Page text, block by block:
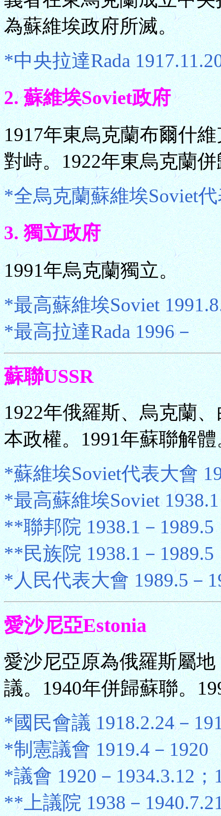
為蘇維埃政府所滅。
*中央拉達Rada
2. 蘇維埃Soviet政府
1917年東烏克蘭布爾什
對峙。1922年東烏克蘭
*全烏克蘭蘇維埃Soviet代
3. 獨立政府
1991年烏克蘭獨立。
*最高蘇維埃Soviet
*最高拉達Rada 1996－
蘇聯USSR
1922年俄羅斯、烏克蘭
本政權。1991年蘇聯解
*蘇維埃Soviet代表大會
*最高蘇維埃Soviet
**聯邦院 1938.1－1989.5
**民族院 1938.1－1989.5
*人民代表大會 1989.5－
愛沙尼亞Estonia
愛沙尼亞原為俄羅斯屬
議。1940年併歸蘇聯。
*國民會議 1918.2.24－
*制憲議會 1919.4－1920
*議會 1920－1934.3.12；
**上議院 1938－